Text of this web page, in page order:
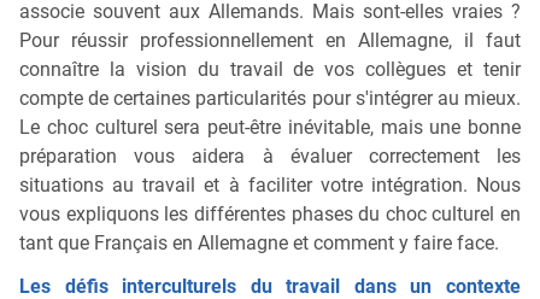
associe souvent aux Allemands. Mais sont-elles vraies ?
Pour réussir professionnellement en Allemagne, il faut
connaître la vision du travail de vos collègues et tenir
compte de certaines particularités pour s'intégrer au mieux.
Le choc culturel sera peut-être inévitable, mais une bonne
préparation vous aidera à évaluer correctement les
situations au travail et à faciliter votre intégration. Nous
vous expliquons les différentes phases du choc culturel en
tant que Français en Allemagne et comment y faire face.
Les défis interculturels du travail dans un contexte